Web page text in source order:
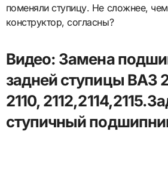
поменяли ступицу. Не сложнее,
конструктор, согласны?
Видео: Замена
задней ступицы ВАЗ
2110,
ступичный